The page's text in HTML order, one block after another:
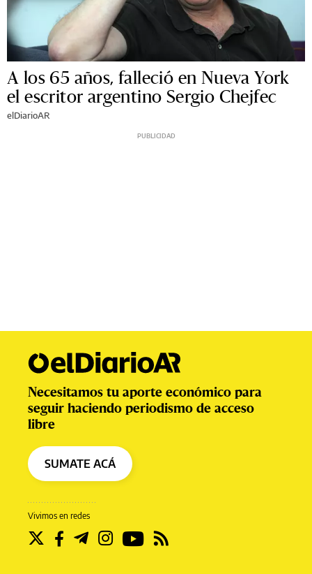
A los 65 años, falleció en Nueva York
el escritor argentino Sergio Chejfec
elDiarioAR
Vivimos en redes
Necesitamos tu aporte económico para
seguir haciendo periodismo de acceso
libre
SUMATE ACÁ